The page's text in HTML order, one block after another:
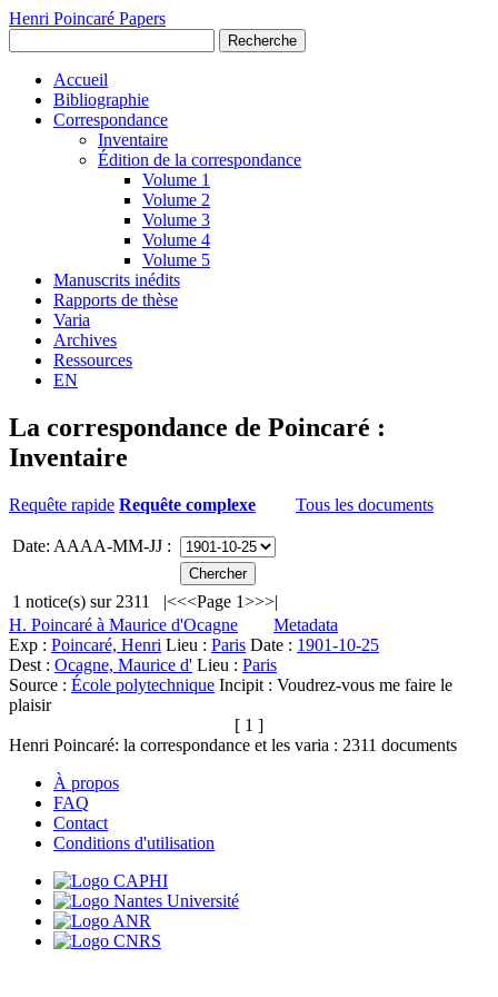
Henri Poincaré Papers
Recherche
Accueil
Bibliographie
Correspondance
Inventaire
Édition de la correspondance
Volume 1
Volume 2
Volume 3
Volume 4
Volume 5
Manuscrits inédits
Rapports de thèse
Varia
Archives
Ressources
EN
La correspondance de Poincaré :
Inventaire
Requête rapide Requête complexe Tous les documents
Date: AAAA-MM-JJ :
1 notice(s) sur 2311 |<<<Page 1>>>|
H. Poincaré à Maurice d'Ocagne
Metadata
Exp : Poincaré, Henri Lieu : Paris Date : 1901-10-25
Dest : Ocagne, Maurice d' Lieu : Paris
Source : École polytechnique Incipit : Voudrez-vous me faire le
plaisir
[ 1 ]
Henri Poincaré: la correspondance et les varia : 2311 documents
À propos
FAQ
Contact
Conditions d'utilisation